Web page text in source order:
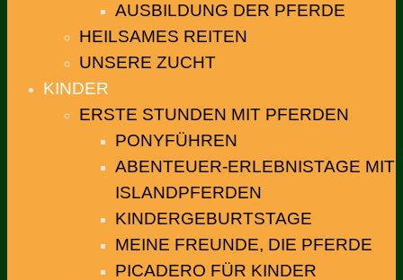
AUSBILDUNG DER PFERDE
HEILSAMES REITEN
UNSERE ZUCHT
KINDER
ERSTE STUNDEN MIT PFERDEN
PONYFÜHREN
ABENTEUER-ERLEBNISTAGE MIT
ISLANDPFERDEN
KINDERGEBURTSTAGE
MEINE FREUNDE, DIE PFERDE
PICADERO FÜR KINDER